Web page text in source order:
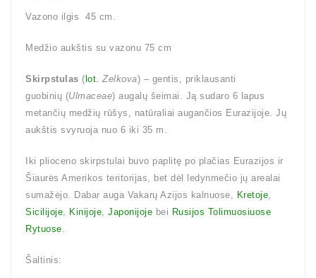
Vazono ilgis 45 cm.
Medžio aukštis su vazonu 75 cm
Skirpstulas ( lot. Zelkova) – gentis, priklausanti
guobinių (Ulmaceae) augalų šeimai. Ją sudaro 6 lapus
metančių medžių rūšys, natūraliai augančios Eurazijoje. Jų
aukštis svyruoja nuo 6 iki 35 m.
Iki plioceno skirpstulai buvo paplitę po plačias Eurazijos ir
Šiaurės Amerikos teritorijas, bet dėl ledynmečio jų arealai
sumažėjo. Dabar auga Vakarų Azijos kalnuose, Kretoje,
Sicilijoje, Kinijoje, Japonijoje bei Rusijos Tolimuosiuose
Rytuose.
Šaltinis: